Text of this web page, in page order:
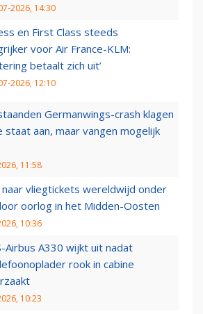
2026, 14:30
en First Class steeds
voor Air France-KLM:
betaalt zich uit’
2026, 12:10
Germanwings-crash klagen
staat aan, maar vangen mogelijk
11:58
naar vliegtickets wereldwijd onder
oorlog in het Midden-Oosten
10:36
Airbus A330 wijkt uit nadat
rook in cabine
10:23